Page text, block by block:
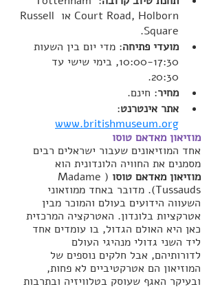
Court Road, Holborn או Russell
Square.
מועדי פתיחה: מדי יום בין השעות
10:00-17:30, בימי שישי עד
20:30.
מחיר: חינם.
אתר אינטרנט:
www.britishmuseum.org
מוזיאון מאדאם טוסו
אחד המוזיאונים שעבור ישראלים רבים
מסמנים את החוויה הלונדונית הוא
מוזיאון מאדאם טוסו
(Madame
Tussauds). מדובר באחד ממוזאוני
השעווה הידועים בעולם והמוכר מבין
אטרקציות בלונדון. האטרקציה המרכזית
כאן היא האולם הגדול, בו עומדים אחד
ליד השני גדולי מנהיגי העולם
לדורותיהם, אבל חלקים נוספים של
המוזיאון הם אטרקטיביים לא פחות,
ובעיקר האגף שעוסק בטלוויזיה ובתרבות